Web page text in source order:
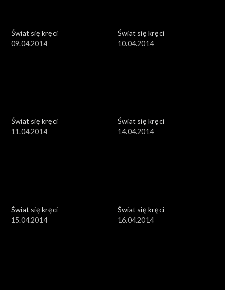
Świat się kręci
09.04.2014
Świat się kręci
10.04.2014
Świat się kręci
11.04.2014
Świat się kręci
14.04.2014
Świat się kręci
15.04.2014
Świat się kręci
16.04.2014